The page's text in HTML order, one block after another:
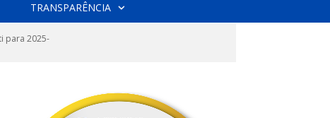
TRANSPARÊNCIA
para 2025-